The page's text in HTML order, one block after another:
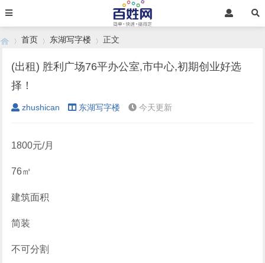
›
首页 东湖写字楼 正文
(出租) 胜利广场76平办公室,市中心,初期创业好选
择！
zhushican 东湖写字楼 今天更新
1800元/月
76㎡
建筑面积
简装
不可分割